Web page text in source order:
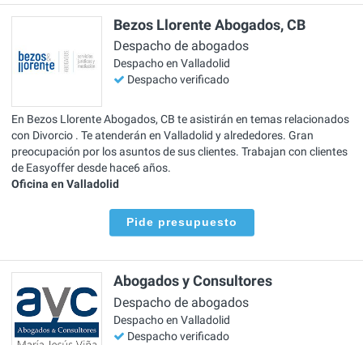
Bezos Llorente Abogados, CB
Despacho de abogados
Despacho en Valladolid
Despacho verificado
En Bezos Llorente Abogados, CB te asistirán en temas relacionados
con Divorcio . Te atenderán en Valladolid y alrededores. Gran
preocupación por los asuntos de sus clientes. Trabajan con clientes
de Easyoffer desde hace6 años.
Oficina en Valladolid
Pide presupuesto
Abogados y Consultores
Despacho de abogados
Despacho en Valladolid
Despacho verificado